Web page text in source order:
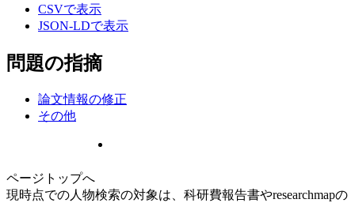
CSVで表示
JSON-LDで表示
問題の指摘
論文情報の修正
その他
ページトップへ
現時点での人物検索の対象は、科研費報告書やresearchmapの